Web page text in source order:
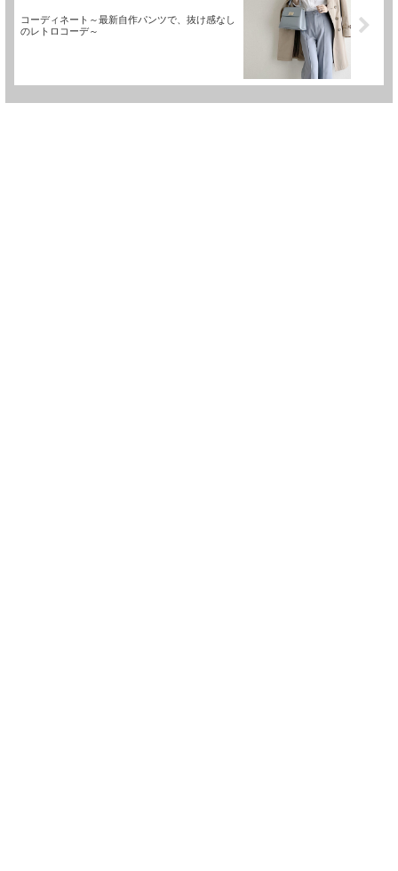
コーディネート～最新自作パンツで、抜け感なし
のレトロコーデ～